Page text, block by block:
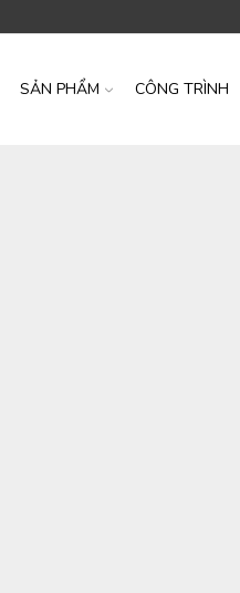
SẢN PHẨM CÔNG TRÌNH